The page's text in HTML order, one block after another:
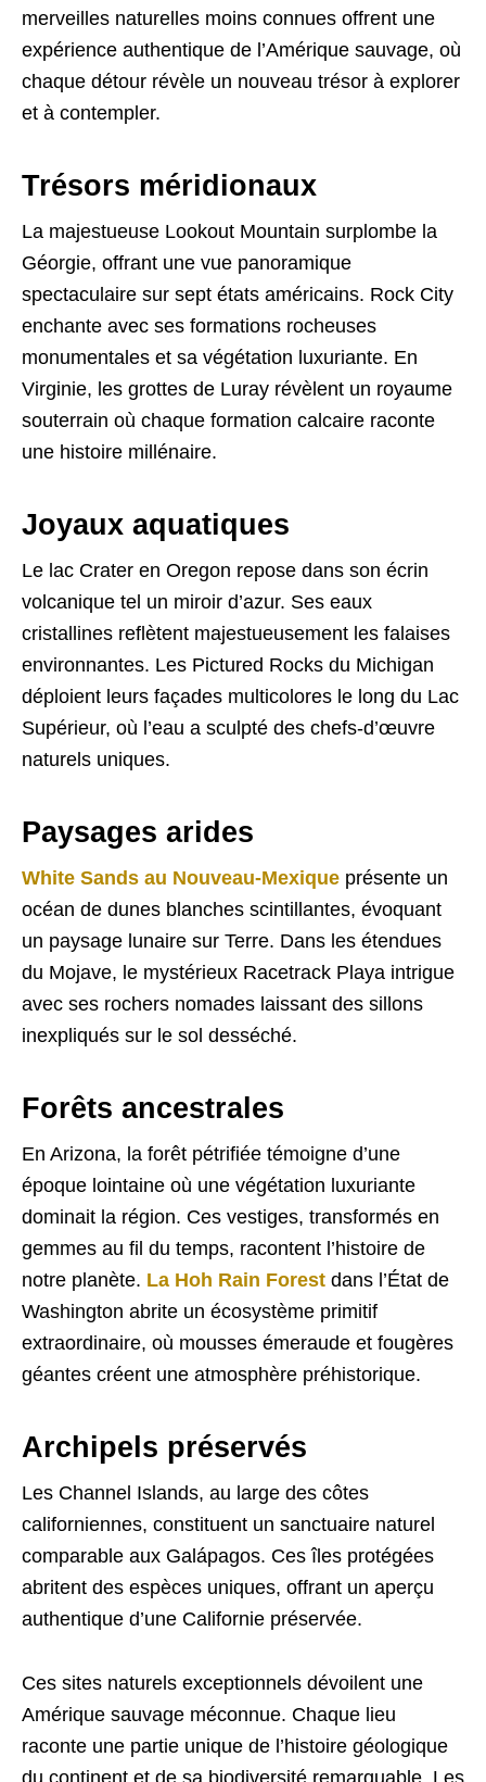
merveilles naturelles moins connues offrent une
expérience authentique de l’Amérique sauvage, où
chaque détour révèle un nouveau trésor à explorer
et à contempler.
Trésors méridionaux
La majestueuse Lookout Mountain surplombe la
Géorgie, offrant une vue panoramique
spectaculaire sur sept états américains. Rock City
enchante avec ses formations rocheuses
monumentales et sa végétation luxuriante. En
Virginie, les grottes de Luray révèlent un royaume
souterrain où chaque formation calcaire raconte
une histoire millénaire.
Joyaux aquatiques
Le lac Crater en Oregon repose dans son écrin
volcanique tel un miroir d’azur. Ses eaux
cristallines reflètent majestueusement les falaises
environnantes. Les Pictured Rocks du Michigan
déploient leurs façades multicolores le long du Lac
Supérieur, où l’eau a sculpté des chefs-d’œuvre
naturels uniques.
Paysages arides
White Sands au Nouveau-Mexique présente un
océan de dunes blanches scintillantes, évoquant
un paysage lunaire sur Terre. Dans les étendues
du Mojave, le mystérieux Racetrack Playa intrigue
avec ses rochers nomades laissant des sillons
inexpliqués sur le sol desséché.
Forêts ancestrales
En Arizona, la forêt pétrifiée témoigne d’une
époque lointaine où une végétation luxuriante
dominait la région. Ces vestiges, transformés en
gemmes au fil du temps, racontent l’histoire de
notre planète. La Hoh Rain Forest dans l’État de
Washington abrite un écosystème primitif
extraordinaire, où mousses émeraude et fougères
géantes créent une atmosphère préhistorique.
Archipels préservés
Les Channel Islands, au large des côtes
californiennes, constituent un sanctuaire naturel
comparable aux Galápagos. Ces îles protégées
abritent des espèces uniques, offrant un aperçu
authentique d’une Californie préservée.
Ces sites naturels exceptionnels dévoilent une
Amérique sauvage méconnue. Chaque lieu
raconte une partie unique de l’histoire géologique